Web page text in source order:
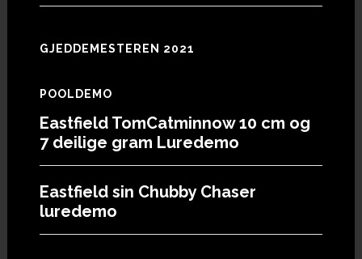
GJEDDEMESTEREN 2021
POOLDEMO
Eastfield TomCatminnow 10 cm og
7 deilige gram Luredemo
Eastfield sin Chubby Chaser
luredemo